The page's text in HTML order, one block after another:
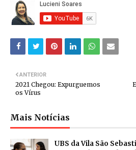
ANTERIOR
2021 Chegou: Expurguemos
os Vírus
Mais Notícias
UBS da Vila São